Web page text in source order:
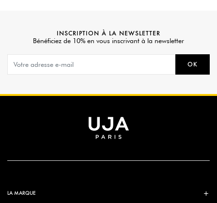
INSCRIPTION À LA NEWSLETTER
Bénéficiez de 10% en vous inscrivant à la newsletter
OK
LA MARQUE